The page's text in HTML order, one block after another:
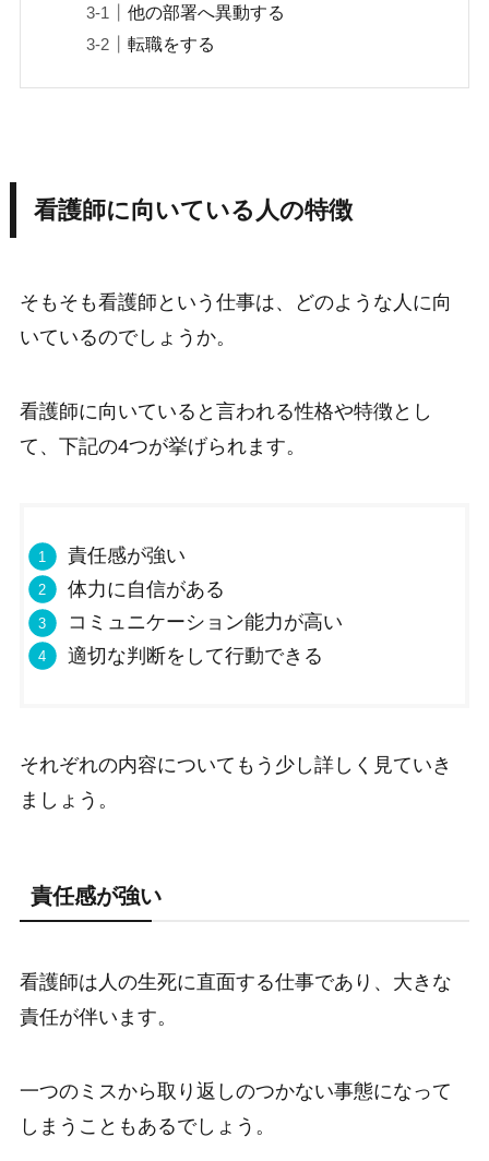
他の部署へ異動する
転職をする
看護師に向いている人の特徴
そもそも看護師という仕事は、どのような人に向
いているのでしょうか。
看護師に向いていると言われる性格や特徴とし
て、下記の4つが挙げられます。
責任感が強い
体力に自信がある
コミュニケーション能力が高い
適切な判断をして行動できる
それぞれの内容についてもう少し詳しく見ていき
ましょう。
責任感が強い
看護師は人の生死に直面する仕事であり、大きな
責任が伴います。
一つのミスから取り返しのつかない事態になって
しまうこともあるでしょう。